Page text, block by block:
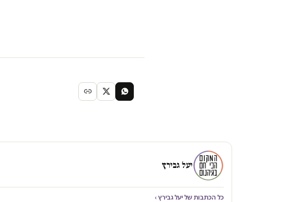
יעל גבירץ
כל הכתבות של יעל גבירץ ›